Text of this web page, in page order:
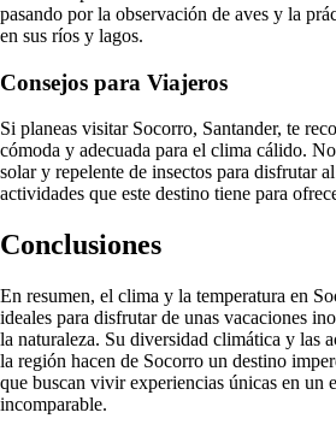
pasando por la observación de aves y la
en sus ríos y lagos.
Consejos para Viajeros
Si planeas visitar Socorro, Santander, te
cómoda y adecuada para el clima cálido.
solar y repelente de insectos para disfrutar
actividades que este destino tiene para
Conclusiones
En resumen, el clima y la temperatura en
ideales para disfrutar de unas vacaciones
la naturaleza. Su diversidad climática y las
la región hacen de Socorro un destino
que buscan vivir experiencias únicas en un
incomparable.